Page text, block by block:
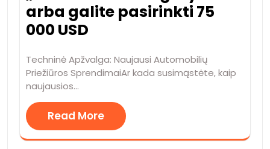
arba galite pasirinkti 75
000 USD
Techninė Apžvalga: Naujausi Automobilių
Priežiūros SprendimaiAr kada susimąstėte, kaip
naujausios…
Read More